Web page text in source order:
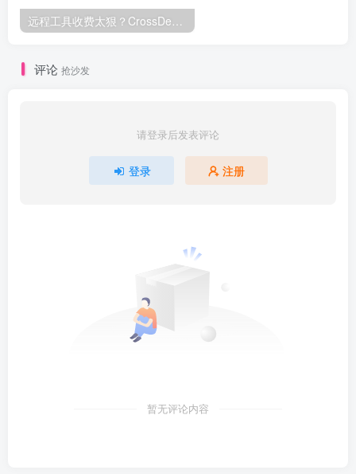
远程工具收费太狠？CrossDesk开源神器让你免费畅连远程桌面
评论 抢沙发
请登录后发表评论
登录 注册
暂无评论内容